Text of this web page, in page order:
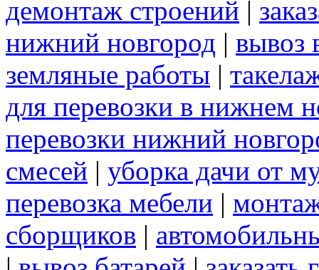
демонтаж строений |
нижний новгород | вывоз
земляные работы |
для перевозки в нижнем
перевозки нижний
смесей | уборка дачи от
перевозка мебели |
сборщиков |